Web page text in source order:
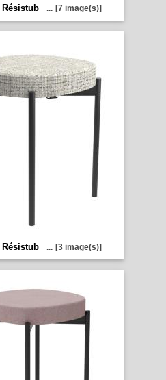
Résistub ... [7 image(s)]
Résistub ... [3 image(s)]